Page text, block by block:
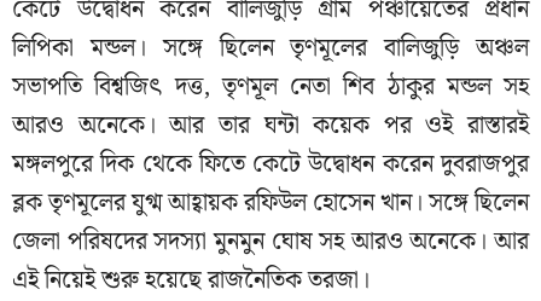
কেটে উদ্বোধন করেন বালিজুড়ি গ্রাম পঞ্চায়েতের প্রধান
লিপিকা মন্ডল। সঙ্গে ছিলেন তৃণমূলের বালিজুড়ি অঞ্চল
সভাপতি বিশ্বজিৎ দত্ত, তৃণমূল নেতা শিব ঠাকুর মন্ডল সহ
আরও অনেকে। আর তার ঘন্টা কয়েক পর ওই রাস্তারই
মঙ্গলপুরে দিক থেকে ফিতে কেটে উদ্বোধন করেন দুবরাজপুর
ব্লক তৃণমূলের যুগ্ম আহ্বায়ক রফিউল হোসেন খান। সঙ্গে ছিলেন
জেলা পরিষদের সদস্যা মুনমুন ঘোষ সহ আরও অনেকে। আর
এই নিয়েই শুরু হয়েছে রাজনৈতিক তরজা।